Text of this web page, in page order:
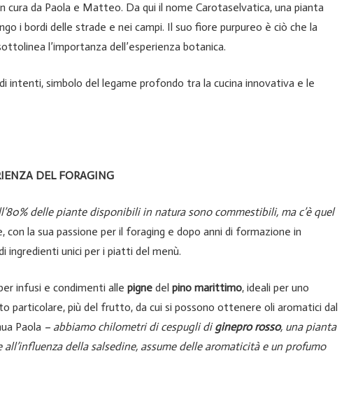
cura da Paola e Matteo. Da qui il nome Carotaselvatica, una pianta
i bordi delle strade e nei campi. Il suo fiore purpureo è ciò che la
l’importanza dell’esperienza botanica.
intenti, simbolo del legame profondo tra la cucina innovativa e le
DEL FORAGING
delle piante disponibili in natura sono commestibili, ma c’è quel
con la sua passione per il foraging e dopo anni di formazione in
ingredienti unici per i piatti del menù.
infusi e condimenti alle pigne del pino marittimo, ideali per uno
particolare, più del frutto, da cui si possono ottenere oli aromatici dal
Paola – abbiamo chilometri di cespugli diginepro rosso, una pianta
della salsedine, assume delle aromaticità e un profumo